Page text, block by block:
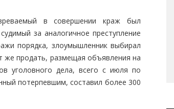
в совершении краж был
за аналогичное преступление
порядка, злоумышленник выбирал
же продать, размещая объявления на
уголовного дела, всего с июля по
потерпевшим, составил более 300